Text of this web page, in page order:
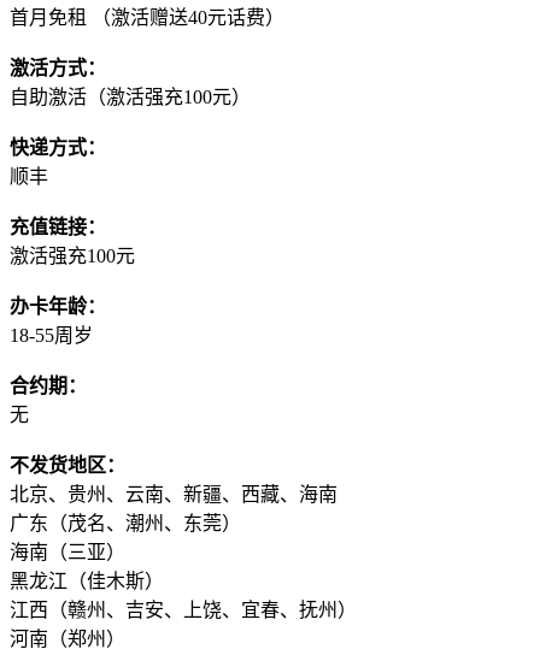
首月免租 （激活赠送40元话费）
激活方式：
自助激活（激活强充100元）
快递方式：
顺丰
充值链接：
激活强充100元
办卡年龄：
18-55周岁
合约期：
无
不发货地区：
北京、贵州、云南、新疆、西藏、海南
广东（茂名、潮州、东莞）
海南（三亚）
黑龙江（佳木斯）
江西（赣州、吉安、上饶、宜春、抚州）
河南（郑州）